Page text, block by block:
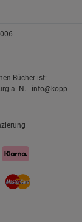
Bücher ist:
a. N. - info@kopp-